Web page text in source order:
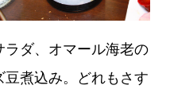
ラダ、オマール海老の
豆煮込み。どれもさす